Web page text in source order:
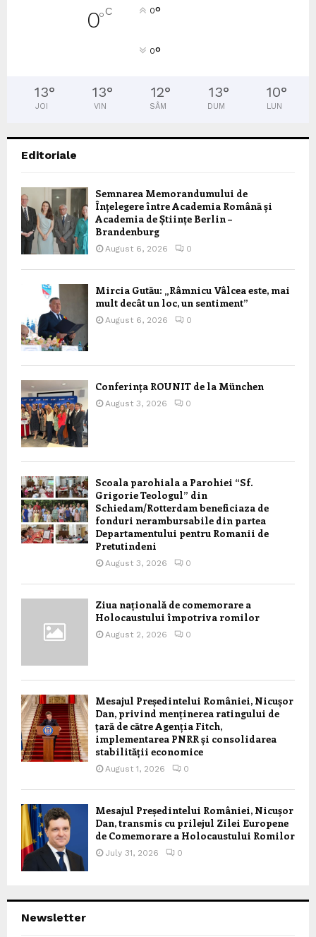
0°C 0°
0°
13°
JOI
13°
VIN
12°
SÂM
13°
DUM
10°
LUN
Editoriale
Semnarea Memorandumului de
Înțelegere între Academia Română și
Academia de Științe Berlin –
Brandenburg
August 6, 2026 0
Mircia Gutău: „Râmnicu Vâlcea este, mai
mult decât un loc, un sentiment”
August 6, 2026 0
Conferința ROUNIT de la München
August 3, 2026 0
Scoala parohiala a Parohiei “Sf.
Grigorie Teologul” din
Schiedam/Rotterdam beneficiaza de
fonduri nerambursabile din partea
Departamentului pentru Romanii de
Pretutindeni
August 3, 2026 0
Ziua națională de comemorare a
Holocaustului împotriva romilor
August 2, 2026 0
Mesajul Președintelui României, Nicușor
Dan, privind menținerea ratingului de
țară de către Agenția Fitch,
implementarea PNRR și consolidarea
stabilității economice
August 1, 2026 0
Mesajul Președintelui României, Nicușor
Dan, transmis cu prilejul Zilei Europene
de Comemorare a Holocaustului Romilor
July 31, 2026 0
Newsletter